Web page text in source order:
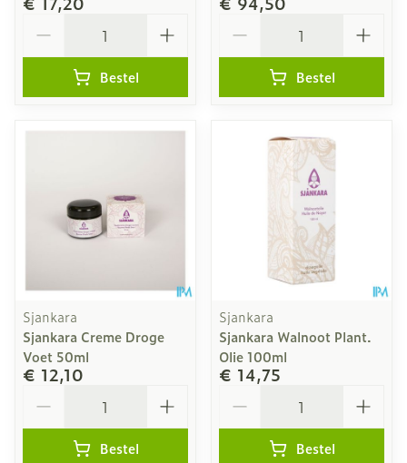
Bestel Bestel
Sjankara
Sjankara Creme Droge
Voet 50ml
€ 12,10
Bestel
Sjankara
Sjankara Walnoot Plant.
Olie 100ml
€ 14,75
Bestel